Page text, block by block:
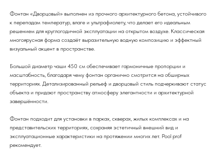
Фонтан «Дворцовый» выполнен из прочного архитектурного бетона, устойчивого
к перепадам температур, влаге и ультрафиолету, что делает его идеальным
решением для круглогодичной эксплуатации на открытом воздухе. Классическая
многоярусная форма создаёт выразительную водную композицию и эффектный
визуальный акцент в пространстве.
Большой диаметр чаши 450 см обеспечивает гармоничные пропорции и
масштабность, благодаря чему фонтан органично смотрится на обширных
территориях. Детализированный рельеф и дворцовый стиль подчеркивают статус
объекта и придают пространству атмосферу элегантности и архитектурной
завершённости.
Фонтан подходит для установки в парках, скверах, жилых комплексах и на
представительских территориях, сохраняя эстетичный внешний вид и
эксплуатационные характеристики на протяжении многих лет. Pool prof
рекомендует.